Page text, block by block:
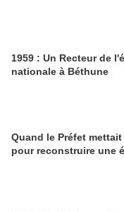
1959 : Un Recteur de
nationale à Béthune
Quand le Préfet
pour reconstruire une